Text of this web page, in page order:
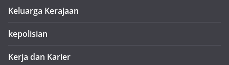
Keluarga Kerajaan
kepolisian
Kerja dan Karier